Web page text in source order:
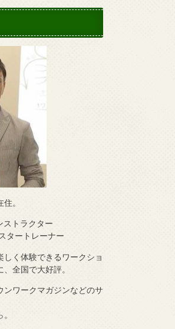
。
ストラクター
タートレーナー
く体験できるワークショ
全国で大好評。
ンワークマガジンなどのサ
。